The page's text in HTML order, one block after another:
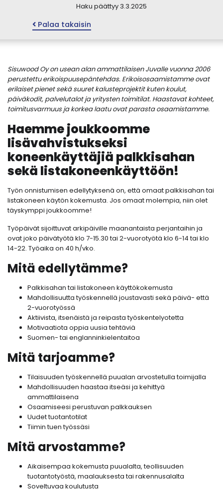
Haku päättyy 3.3.2025
Palaa takaisin
Sisuwood Oy on usean alan ammattilaisen Juvalle vuonna 2006
perustettu erikoispuusepäntehdas. Erikoisosaamistamme ovat
erilaiset pienet sekä suuret kalusteprojektit kuten koulut,
päiväkodit, palvelutalot ja yritysten toimitilat. Haastavat kohteet,
toimitusvarmuus ja korkea laatu ovat parasta osaamistamme.
Haemme joukkoomme
lisävahvistukseksi
koneenkäyttäjiä palkkisahan
sekä listakoneenkäyttöön!
Työn onnistumisen edellytyksenä on, että omaat palkkisahan tai
listakoneen käytön kokemusta. Jos omaat molempia, niin olet
täyskymppi joukkoomme!
Työpäivät sijoittuvat arkipäiville maanantaista perjantaihin ja
ovat joko päivätyötä klo 7-15.30 tai 2-vuorotyötä klo 6-14 tai klo
14-22. Työaika on 40 h/vko.
Mitä edellytämme?
Palkkisahan tai listakoneen käyttökokemusta
Mahdollisuutta työskennellä joustavasti sekä päivä- että
2-vuorotyössä
Aktiivista, itsenäistä ja reipasta työskentelyotetta
Motivaatiota oppia uusia tehtäviä
Suomen- tai englanninkielentaitoa
Mitä tarjoamme?
Tilaisuuden työskennellä puualan arvostetulla toimijalla
Mahdollisuuden haastaa itseäsi ja kehittyä
ammattilaisena
Osaamiseesi perustuvan palkkauksen
Uudet tuotantotilat
Tiimin tuen työssäsi
Mitä arvostamme?
Aikaisempaa kokemusta puualalta, teollisuuden
tuotantotyöstä, maalauksesta tai rakennusalalta
Soveltuvaa koulutusta